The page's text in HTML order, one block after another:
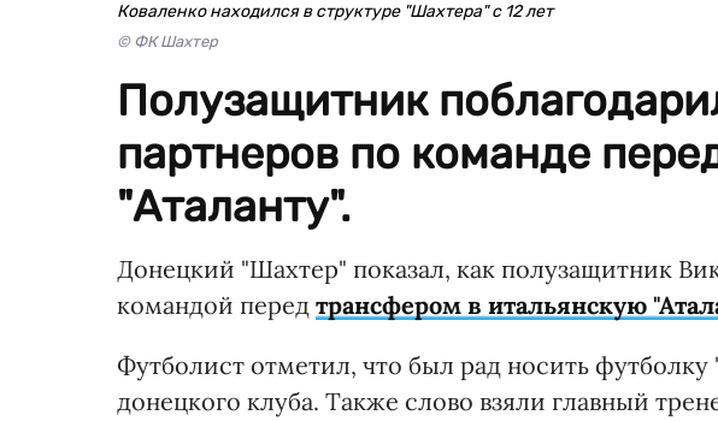
Коваленко находился в структуре "Шахтера" с 12 лет
© ФК Шахтер
Полузащитник
партнеров по команде
"Аталанту".
Донецкий "Шахтер" показал, как полузащитник
командой перед трансфером в итальянскую
Футболист отметил, что был рад носить
донецкого клуба. Также слово взяли главный